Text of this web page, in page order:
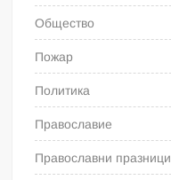
Общество
Пожар
Политика
Православие
Православни празници